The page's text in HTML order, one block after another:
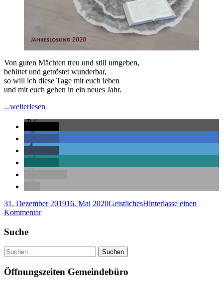
Von guten Mächten treu und still umgeben,
behütet und getröstet wunderbar,
so will ich diese Tage mit euch leben
und mit euch gehen in ein neues Jahr.
...weiterlesen
Mächten
wundebar
geborgen"
Veröffentlicht
am
31. Dezember 201916. Mai 2020Kategorien
GeistlichesHinterlasse einen
Kommentarzu
wundebar
geborgen
Haupt-
Seitenleiste
Suche
Suchen
nach:
Öffnungszeiten Gemeindebüro